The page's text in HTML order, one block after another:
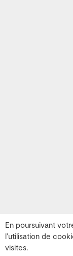
En poursuivant
l’utilisation de
visites.